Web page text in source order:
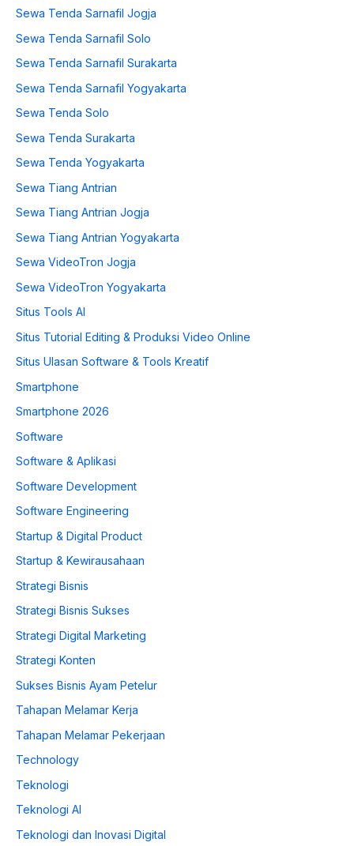
Sewa Tenda Sarnafil Jogja
Sewa Tenda Sarnafil Solo
Sewa Tenda Sarnafil Surakarta
Sewa Tenda Sarnafil Yogyakarta
Sewa Tenda Solo
Sewa Tenda Surakarta
Sewa Tenda Yogyakarta
Sewa Tiang Antrian
Sewa Tiang Antrian Jogja
Sewa Tiang Antrian Yogyakarta
Sewa VideoTron Jogja
Sewa VideoTron Yogyakarta
Situs Tools AI
Situs Tutorial Editing & Produksi Video Online
Situs Ulasan Software & Tools Kreatif
Smartphone
Smartphone 2026
Software
Software & Aplikasi
Software Development
Software Engineering
Startup & Digital Product
Startup & Kewirausahaan
Strategi Bisnis
Strategi Bisnis Sukses
Strategi Digital Marketing
Strategi Konten
Sukses Bisnis Ayam Petelur
Tahapan Melamar Kerja
Tahapan Melamar Pekerjaan
Technology
Teknologi
Teknologi AI
Teknologi dan Inovasi Digital